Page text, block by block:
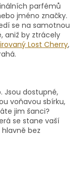
parfémů
jméno značky.
se na samotnou
aniž by ztrácely
Lost Cherry,
Jsou dostupné,
voňavou sbírku,
jim šanci?
se stane vaší
bez